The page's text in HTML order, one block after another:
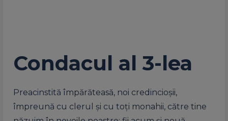
Condacul al 3-lea
Preacinstită împărăteasă, noi credincioșii,
împreună cu clerul și cu toți monahii, către tine